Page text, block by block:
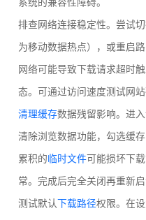
系统的兼容性障碍。
排查网络连接稳定性。尝试
为移动数据热点），或重启
网络可能导致下载请求超时
态。可通过访问速度测试网
清理缓存数据残留影响。进
清除浏览数据功能，勾选缓
累积的 临时文件可能损坏下
常。完成后完全关闭再重新
测试默认 下载路径权限。在